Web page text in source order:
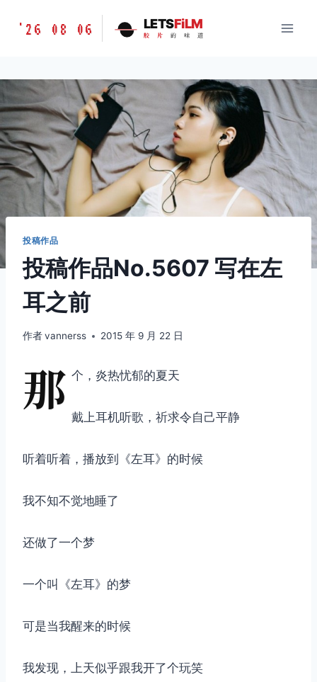
胶
味
LETSFILM
'26 08 06 LETSFiLM
胶 片 的 味 道
投稿作品
投稿作品No.5607 写在左
耳之前
作者vannerss 2015 年 9 月 22 日
那 个，炎热忧郁的夏天
戴上耳机听歌，祈求令自己平静
听着听着，播放到《左耳》的时候
我不知不觉地睡了
还做了一个梦
一个叫《左耳》的梦
可是当我醒来的时候
我发现，上天似乎跟我开了个玩笑